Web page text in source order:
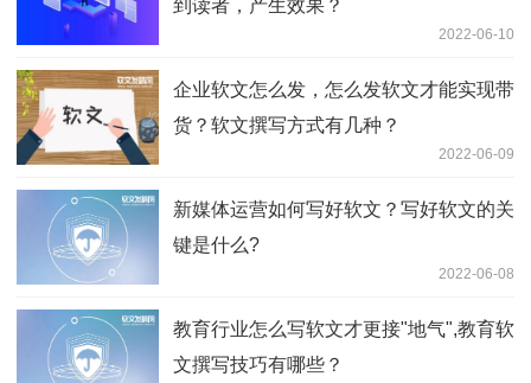
到读者，产生效果？
2022-06-10
企业软文怎么发，怎么发软文才能实现带
货？软文撰写方式有几种？
2022-06-09
新媒体运营如何写好软文？写好软文的关
键是什么?
2022-06-08
教育行业怎么写软文才更接"地气",教育软
文撰写技巧有哪些？